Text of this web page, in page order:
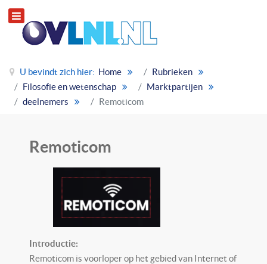
U bevindt zich hier: Home
Rubrieken
Filosofie en wetenschap
Marktpartijen
deelnemers
Remoticom
Remoticom
Introductie:
Remoticom is voorloper op het gebied van Internet of